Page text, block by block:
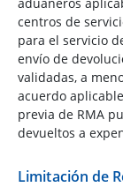
centros de
para el servicio
envío de
validadas, a
acuerdo
previa de RMA
devueltos a
Limitación de